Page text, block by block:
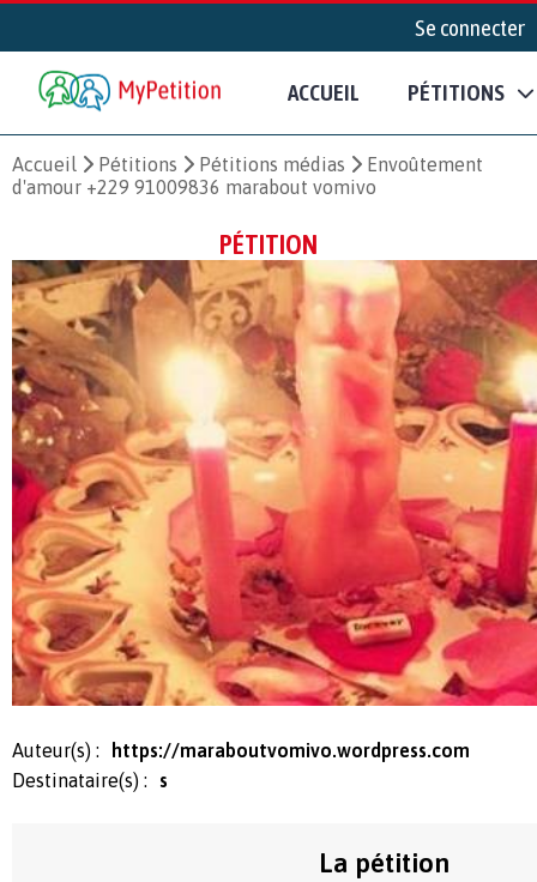
Se connecter
ACCUEIL PÉTITIONS
Accueil Pétitions Pétitions médias
Envoûtement
d'amour +229 91009836 marabout vomivo
PÉTITION
Auteur(s) :
https://maraboutvomivo.wordpress.com
Destinataire(s) :
s
La pétition